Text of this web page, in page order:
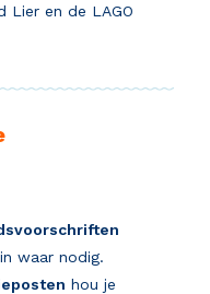
Lier en de LAGO
waar nodig.
hou je